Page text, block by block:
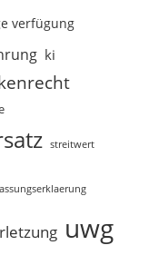
verfügung
ki
streitwert
uwg